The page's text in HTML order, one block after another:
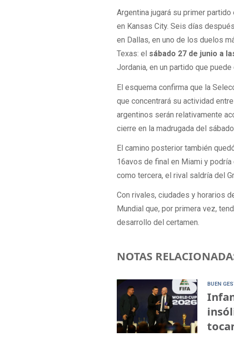
Argentina jugará su primer partido
en Kansas City. Seis días
en Dallas, en uno de los duelos
Texas: el sábado 27 de junio a
Jordania, en un partido que
El esquema confirma que la
que concentrará su actividad
argentinos serán relativamente
cierre en la madrugada del sábado.
El camino posterior también
16avos de final en Miami y podría
como tercera, el rival saldría del
Con rivales, ciudades y horarios
Mundial que, por primera vez,
desarrollo del certamen.
NOTAS
BUEN